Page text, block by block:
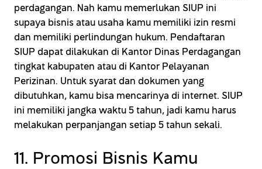
perdagangan. Nah kamu memerlukan SIUP ini
supaya bisnis atau usaha kamu memiliki izin resmi
dan memiliki perlindungan hukum. Pendaftaran
SIUP dapat dilakukan di Kantor Dinas Perdagangan
tingkat kabupaten atau di Kantor Pelayanan
Perizinan. Untuk syarat dan dokumen yang
dibutuhkan, kamu bisa mencarinya di internet. SIUP
ini memiliki jangka waktu 5 tahun, jadi kamu harus
melakukan perpanjangan setiap 5 tahun sekali.
11. Promosi Bisnis Kamu